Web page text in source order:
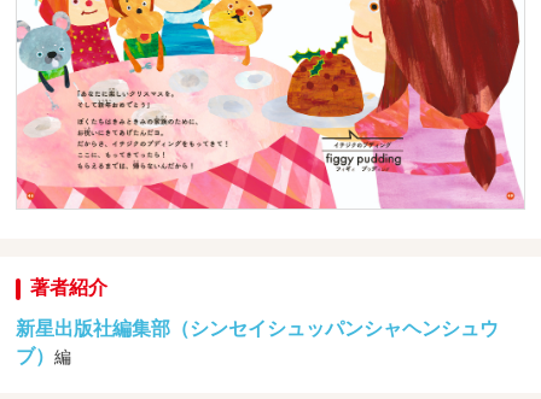
著者紹介
新星出版社編集部（シンセイシュッパンシャヘンシュウ
ブ）編